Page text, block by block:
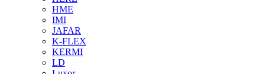
HME
IMI
JAFAR
K-FLEX
KERMI
LD